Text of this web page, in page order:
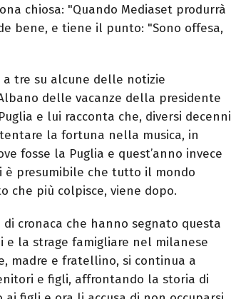
chiosa: "Quando Mediaset produrrà
bene, e tiene il punto: "Sono offesa,
tre su alcune delle notizie
delle vacanze della presidente
e lui racconta che, diversi decenni
la fortuna nella musica, in
fosse la Puglia e quest’anno invece
presumibile che tutto il mondo
che più colpisce, viene dopo.
cronaca che hanno segnato questa
e la strage famigliare nel milanese
madre e fratellino, si continua a
e figli, affrontando la storia di